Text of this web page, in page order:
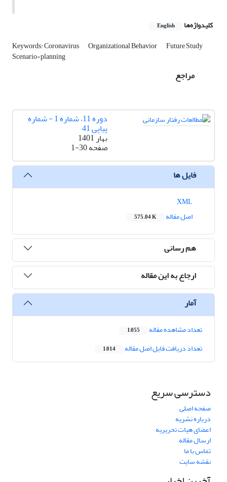
کلیدواژه‌ها English
Keywords: Coronavirus Organizational Behavior Future Study
Scenario-planning
مراجع
دوره 11، شماره 1 - شماره
پیاپی 41
بهار 1401
صفحه1-30
فایل ها
اصل مقاله
575.04 K
هم رسانی
ارجاع به این مقاله
آمار
تعداد مشاهده مقاله 1,055
تعداد دریافت فایل اصل مقاله 1,014
دسترسی سریع
صفحه اصلی
درباره نشریه
اعضای هیات تحریریه
ارسال مقاله
تماس با ما
نقشه سایت